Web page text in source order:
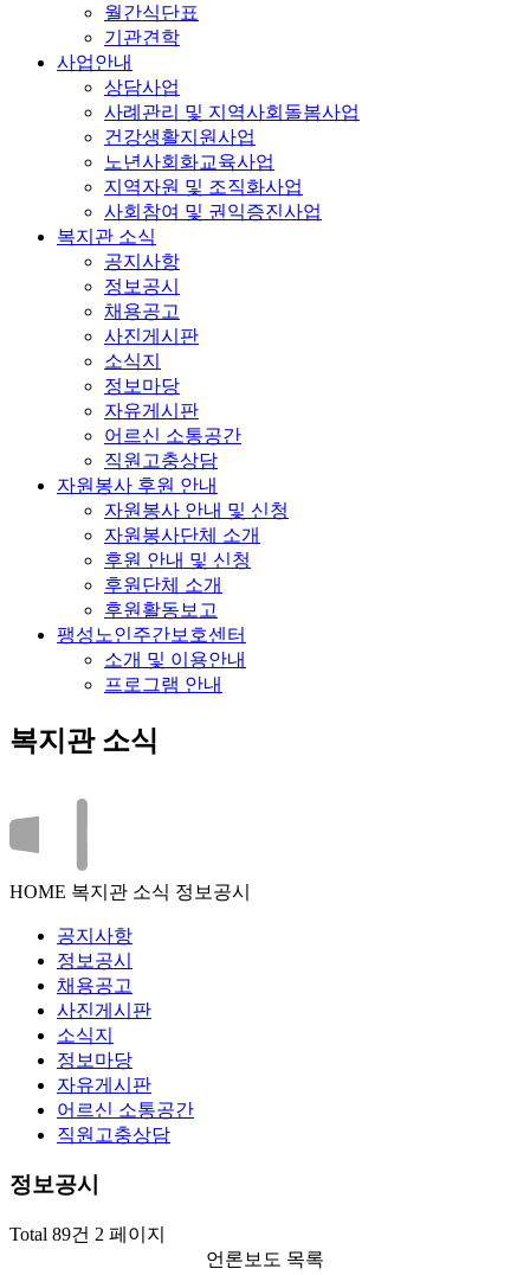
월간식단표
기관견학
사업안내
상담사업
사례관리 및 지역사회돌봄사업
건강생활지원사업
노년사회화교육사업
지역자원 및 조직화사업
사회참여 및 권익증진사업
복지관 소식
공지사항
정보공시
채용공고
사진게시판
소식지
정보마당
자유게시판
어르신 소통공간
직원고충상담
자원봉사 후원 안내
자원봉사 안내 및 신청
자원봉사단체 소개
후원 안내 및 신청
후원단체 소개
후원활동보고
팽성노인주간보호센터
소개 및 이용안내
프로그램 안내
복지관 소식
HOME 복지관 소식 정보공시
공지사항
정보공시
채용공고
사진게시판
소식지
정보마당
자유게시판
어르신 소통공간
직원고충상담
정보공시
Total 89건 2 페이지
언론보도 목록